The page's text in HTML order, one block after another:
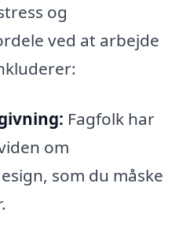
og
ved at arbejde
Fagfolk har
om
som du måske